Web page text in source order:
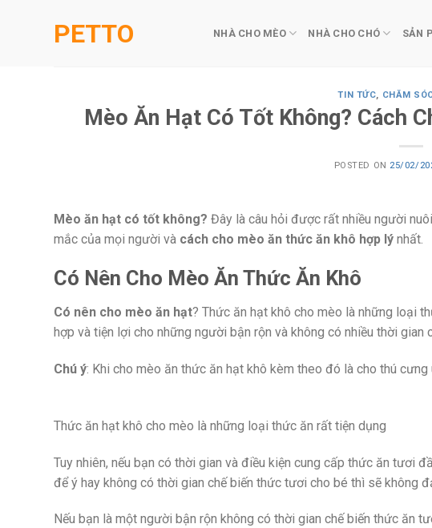
PETTO NHÀ CHO MÈO NHÀ CHO CHÓ SẢN
TIN TỨC, CHĂM
Mèo Ăn Hạt Có Tốt Không? Cách
POSTED ON 25/02/
Mèo ăn hạt có tốt không? Đây là câu hỏi được rất nhiều người
mắc của mọi người và cách cho mèo ăn thức ăn khô hợp lý nhất.
Có Nên Cho Mèo Ăn Thức Ăn Khô
Có nên cho mèo ăn hạt? Thức ăn hạt khô cho mèo là những loại
hợp và tiện lợi cho những người bận rộn và không có nhiều thời gian
Chú ý: Khi cho mèo ăn thức ăn hạt khô kèm theo đó là cho thú
Thức ăn hạt khô cho mèo là những loại thức ăn rất tiện dụng
Tuy nhiên, nếu bạn có thời gian và điều kiện cung cấp thức ăn tươi
để ý hay không có thời gian chế biến thức tươi cho bé thì sẽ không
Nếu bạn là một người bận rộn không có thời gian chế biến thức ăn